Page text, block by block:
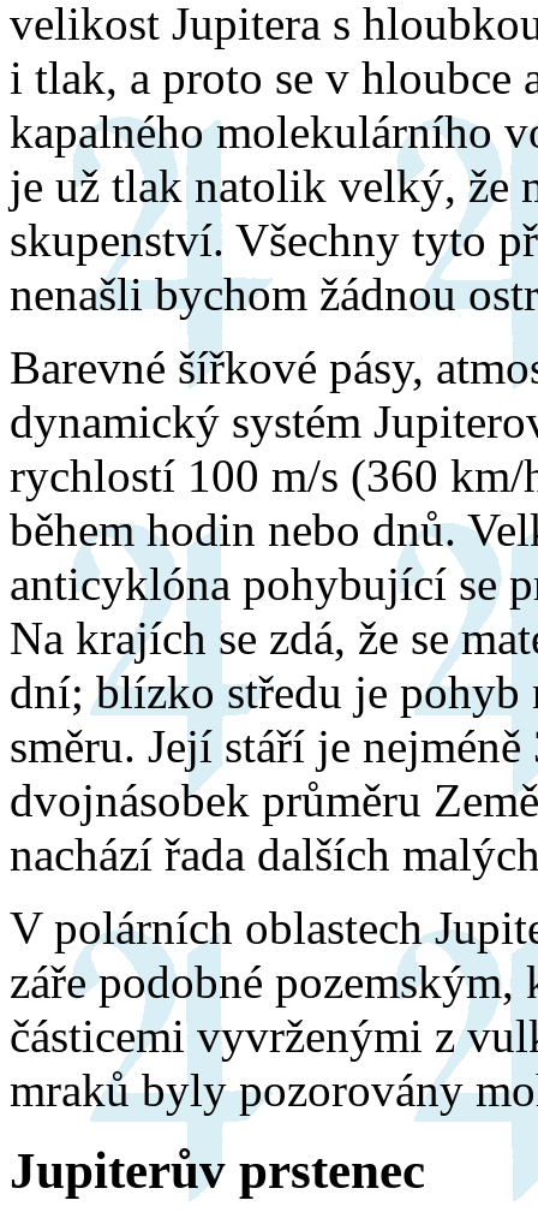
velikost Jupitera s
i tlak, a proto se v hloubce
kapalného molekulárního
je už tlak natolik velký, že
skupenství. Všechny tyto
nenašli bychom žádnou
Barevné šířkové pásy,
dynamický systém
rychlostí 100 m/s (360 km/
během hodin nebo dnů.
anticyklóna pohybující se
Na krajích se zdá, že se
dní; blízko středu je pohyb
směru. Její stáří je
dvojnásobek průměru
nachází řada dalších
V polárních oblastech
záře podobné
částicemi vyvrženými z
mraků byly pozorovány
Jupiterův prstenec